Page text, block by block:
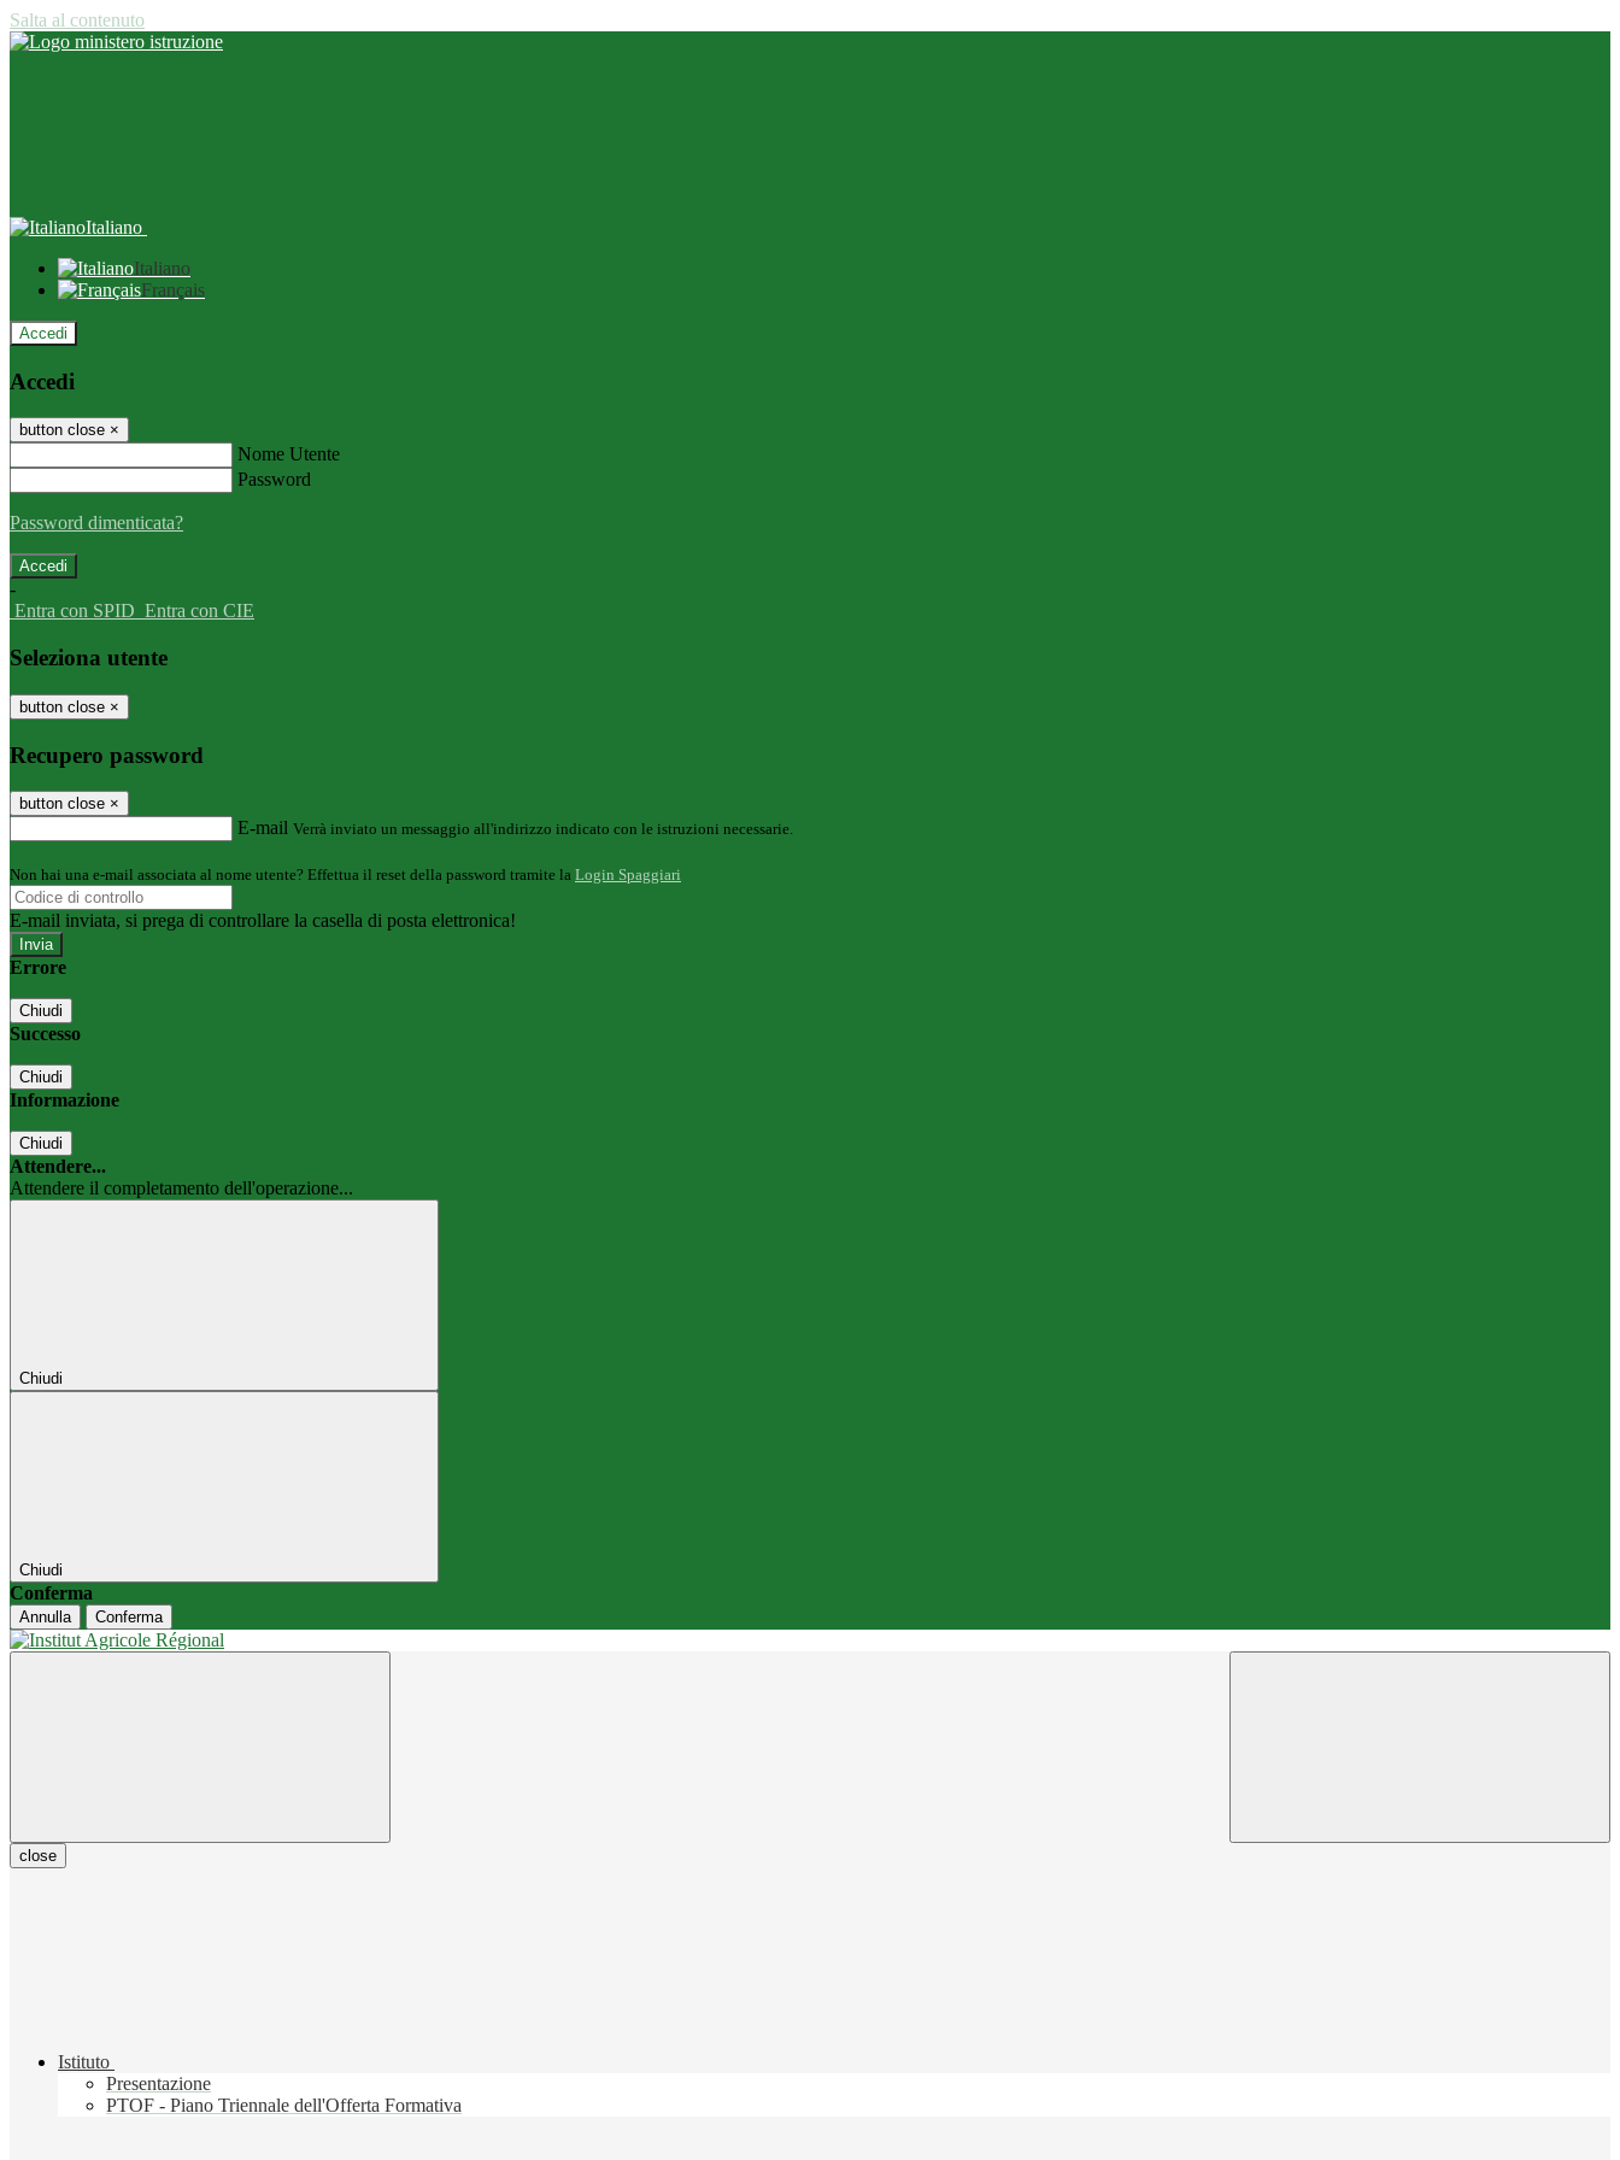
Salta al contenuto
Italiano
Italiano
Français
Accedi
Accedi
button close ×
Nome Utente
Password
Password dimenticata?
-
Entra con SPID Entra con CIE
Seleziona utente
button close ×
Recupero password
button close ×
E-mail Verrà inviato un messaggio all'indirizzo indicato con le istruzioni necessarie.
Non hai una e-mail associata al nome utente? Effettua il reset della password tramite la Login Spaggiari
E-mail inviata, si prega di controllare la casella di posta elettronica!
Errore
Chiudi
Successo
Chiudi
Informazione
Chiudi
Attendere...
Attendere il completamento dell'operazione...
Chiudi
Chiudi
Conferma
Annulla Conferma
close
Istituto
Presentazione
PTOF - Piano Triennale dell'Offerta Formativa